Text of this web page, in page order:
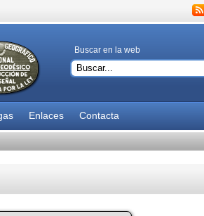
Buscar en la web
Enlaces Contacta